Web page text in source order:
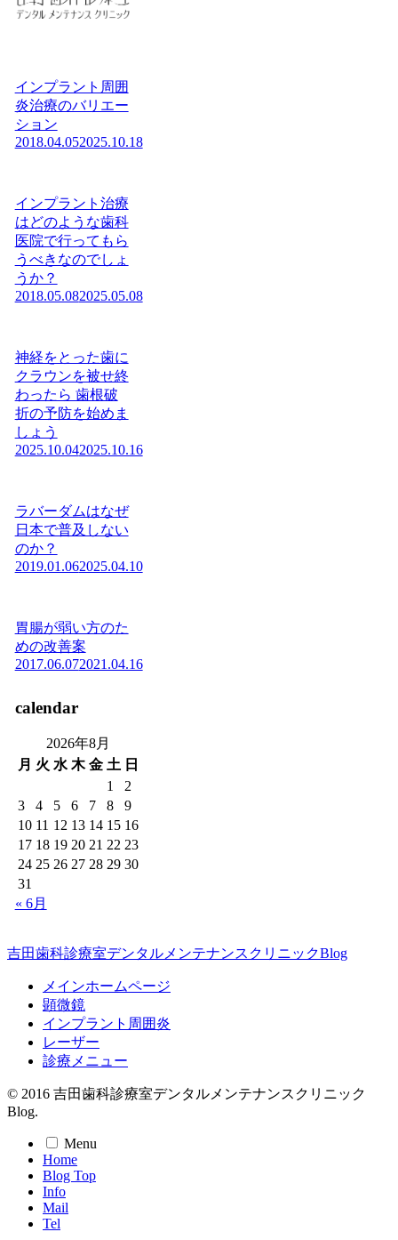
インプラント周囲
炎治療のバリエー
ション
2018.04.052025.10.18
インプラント治療
はどのような歯科
医院で行ってもら
うべきなのでしょ
うか？
2018.05.082025.05.08
神経をとった歯に
クラウンを被せ終
わったら 歯根破
折の予防を始めま
しょう
2025.10.042025.10.16
ラバーダムはなぜ
日本で普及しない
のか？
2019.01.062025.04.10
胃腸が弱い方のた
めの改善案
2017.06.072021.04.16
calendar
2026年8月
月 火 水 木 金 土 日
1
2
3
4 5 6 7 8
9
10 11 12 13 14 15 16
17 18 19 20 21 22 23
24 25 26 27 28 29 30
31
« 6月
吉田歯科診療室デンタルメンテナンスクリニックBlog
メインホームページ
顕微鏡
インプラント周囲炎
レーザー
診療メニュー
© 2016 吉田歯科診療室デンタルメンテナンスクリニック
Blog.
Menu
Home
Blog Top
Info
Mail
Tel